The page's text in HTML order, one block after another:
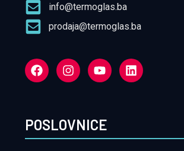
info@termoglas.ba
prodaja@termoglas.ba
POSLOVNICE